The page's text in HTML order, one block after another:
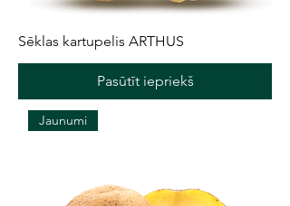
Sēklas kartupelis ARTHUS
Pasūtīt iepriekš
Jaunumi